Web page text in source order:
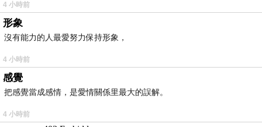
4 小時前
形象
沒有能力的人最愛努力保持形象，
4 小時前
感覺
把感覺當成感情，是愛情關係里最大的誤解。
4 小時前